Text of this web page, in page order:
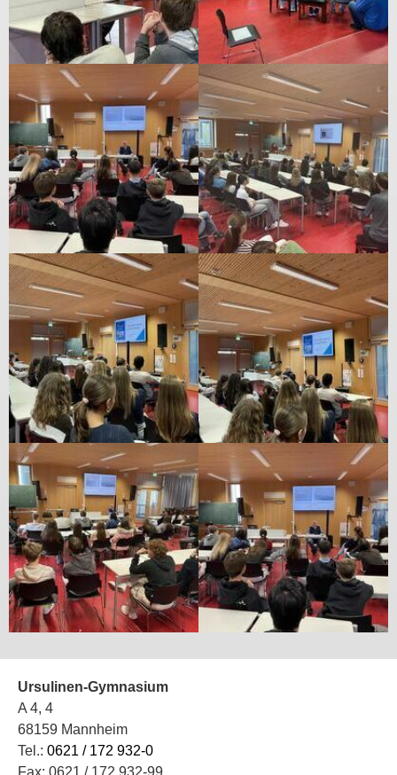
Ursulinen-Gymnasium
A 4, 4
68159 Mannheim
Tel.: 0621 / 172 932-0
Fax: 0621 / 172 932-99